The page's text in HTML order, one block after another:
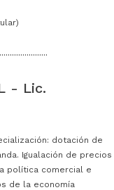
- Lic.
dotación de
Igualación de precios
política comercial e
de la economía